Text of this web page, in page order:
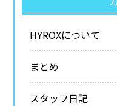
HYROXについて
まとめ
スタッフ日記